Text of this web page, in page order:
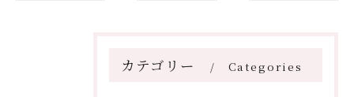
カテゴリー Categories